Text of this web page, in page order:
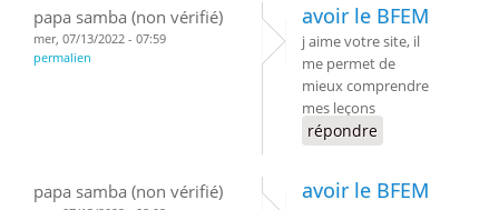
papa samba (non vérifié)
mer, 07/13/2022 - 07:59
permalien
avoir le BFEM
j aime votre site, il
me permet de
mieux comprendre
mes leçons
répondre
papa samba (non vérifié) avoir le BFEM